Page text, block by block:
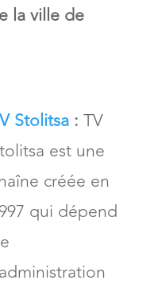
la ville de
Stolitsa: TV
est une
créée en
qui dépend